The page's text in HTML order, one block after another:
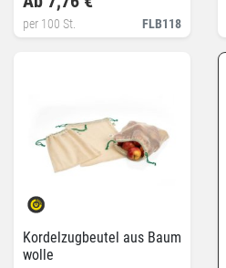
FLB118
per 100 St.
Kordelzugbeutel aus Baum
wolle